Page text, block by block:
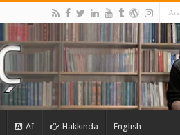
AI Hakkında English